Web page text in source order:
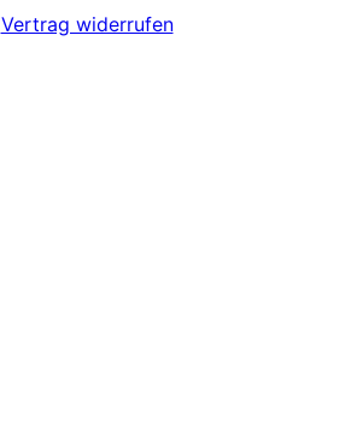
Vertrag widerrufen